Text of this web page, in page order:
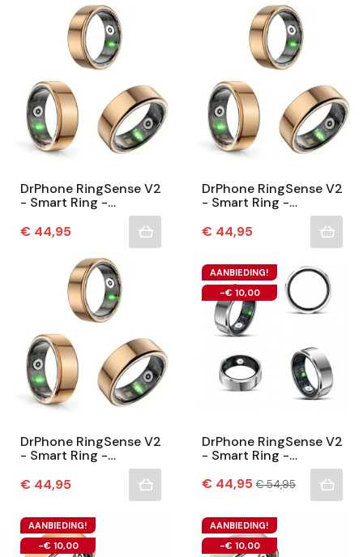
DrPhone RingSense V2
- Smart Ring -
Europese Ringmaat
67/68- IP68
Waterdicht - 24-Uur...
Prijs
€ 44,95
DrPhone RingSense V2
- Smart Ring -
Europese Ringmaat
65/66 - IP68
Waterdicht - 24-Uur...
Prijs
€ 44,95
DrPhone RingSense V2
- Smart Ring -
Europese Ringmaat 57
- IP68 Waterdicht -
24-Uur...
Prijs
€ 44,95
AANBIEDING!
-€ 10,00
DrPhone RingSense V2
- Smart Ring -
Europese Ringmaat 57
- IP68 Waterdicht -
Prijs
€ 44,95Normale
€ 54,95
AANBIEDING!
-€ 10,00
AANBIEDING!
-€ 10,00